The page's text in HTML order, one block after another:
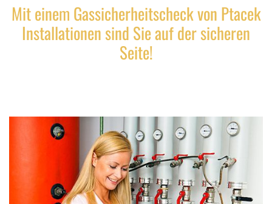
Mit einem Gassicherheitscheck von Ptacek
Installationen sind Sie auf der sicheren
Seite!